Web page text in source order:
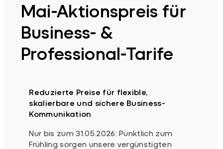
Mai-Aktionspreis für
Business- &
Professional-Tarife
Reduzierte Preise für flexible,
skalierbare und sichere Business-
Kommunikation
Nur bis zum 31.05.2026: Pünktlich zum
Frühling sorgen unsere vergünstigten